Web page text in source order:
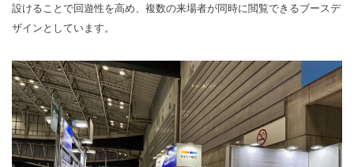
設けることで回遊性を高め、複数の来場者が同時に閲覧できるブースデ
ザインとしています。